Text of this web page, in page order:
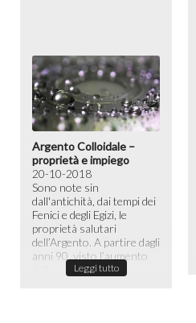
Argento Colloidale –
proprietà e impiego
20-10-2018
Sono note sin
dall'antichità, dai tempi dei
Fenici e degli Egizi, le
proprietà salutari
dell’Argento. A partire dagli
anni 90, visto l’aumento
Leggi tutto